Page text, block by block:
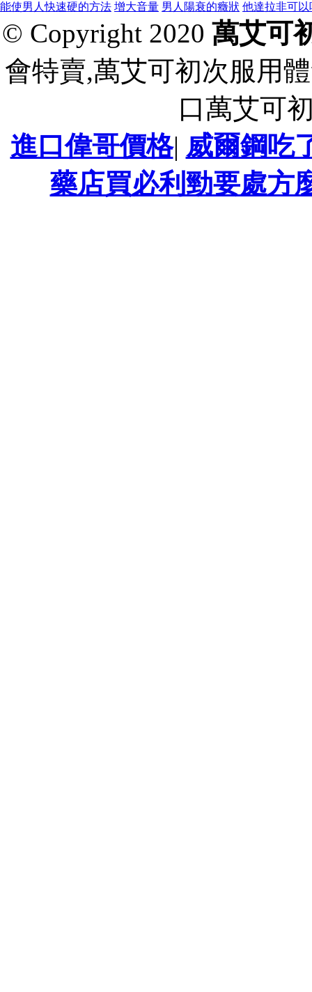
能使男人快速硬的方法 增大音量 男人陽衰的癥狀 他達拉非可以
© Copyright 2020 萬艾可
會特賣,萬艾可初次服用
口萬艾可
進口偉哥價格| 威爾鋼吃
藥店買必利勁要處方